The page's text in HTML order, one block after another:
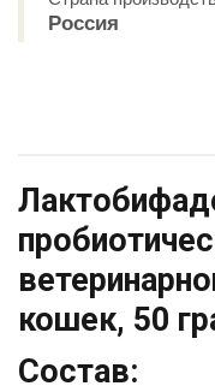
Россия
кошек, 50
Состав: